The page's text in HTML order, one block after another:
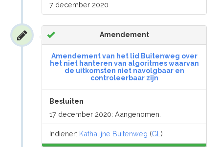
7 december 2020
Amendement
Amendement van het lid Buitenweg over
het niet hanteren van algoritmes waarvan
de uitkomsten niet navolgbaar en
controleerbaar zijn
Besluiten
17 december 2020: Aangenomen.
Indiener: Kathalijne Buitenweg (GL)